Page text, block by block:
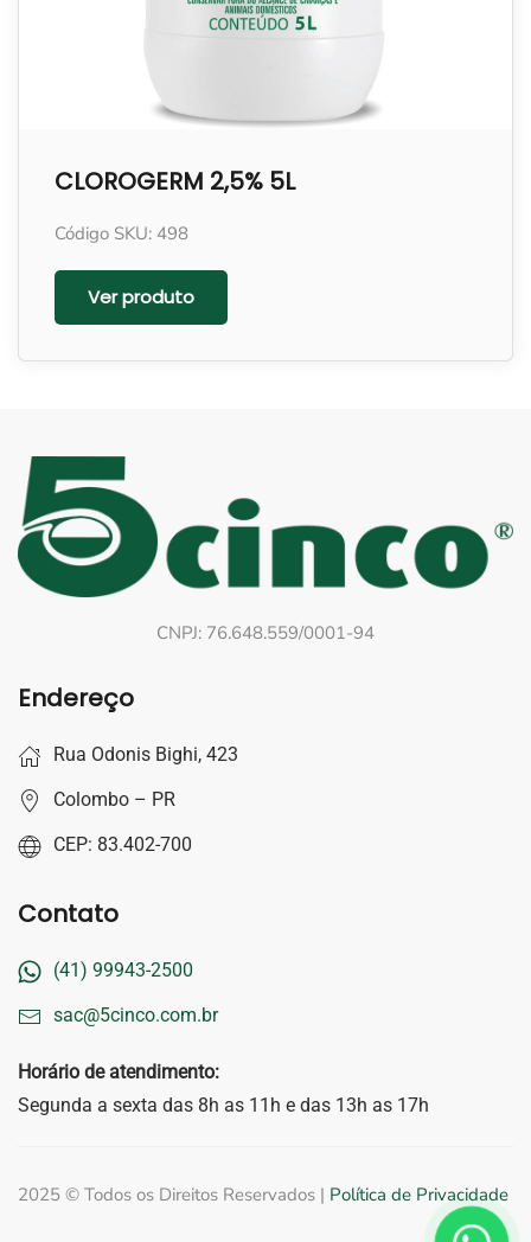
CLOROGERM 2,5% 5L
Código SKU: 498
Ver produto
CNPJ: 76.648.559/0001-94
Endereço
Rua Odonis Bighi, 423
Colombo – PR
CEP: 83.402-700
Contato
(41) 99943-2500
sac@5cinco.com.br
Horário de atendimento:
Segunda a sexta das 8h as 11h e das 13h as 17h
2025 © Todos os Direitos Reservados | Política de Privacidade